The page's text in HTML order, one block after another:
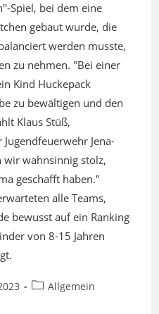
Spiel, bei dem eine
gebaut wurde, die
werden musste,
zu nehmen. "Bei einer
Kind Huckepack
zu bewältigen und den
Klaus Stüß,
Jena-
wir wahnsinnig stolz,
geschafft haben."
alle Teams,
bewusst auf ein Ranking
von 8-15 Jahren
Beitrags-
Allgemein